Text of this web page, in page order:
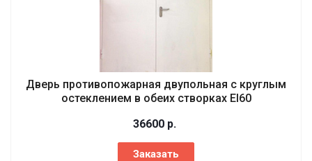
Дверь противопожарная двупольная с круглым
остеклением в обеих створках EI60
36600 р.
Заказать